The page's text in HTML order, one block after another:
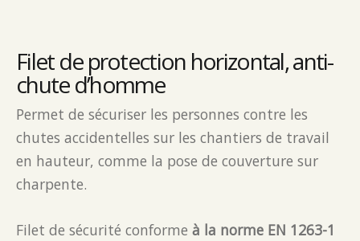
Filet de protection horizontal, anti-
chute d’homme
Permet de sécuriser les personnes contre les
chutes accidentelles sur les chantiers de travail
en hauteur, comme la pose de couverture sur
charpente.
Filet de sécurité conforme à la norme EN 1263-1